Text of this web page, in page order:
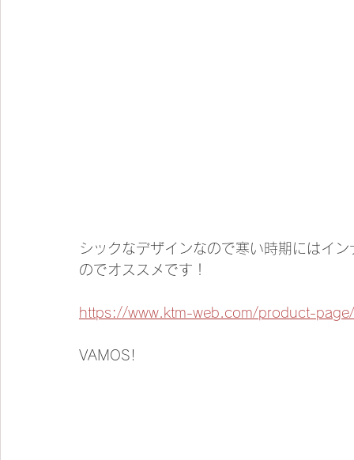
シックなデザインなので寒い時期にはイ
のでオススメです！
https://www.ktm-web.com/product-
VAMOS!